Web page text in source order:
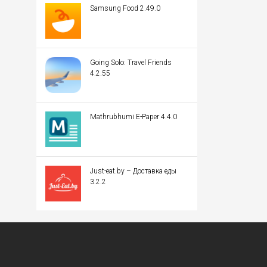
Samsung Food 2.49.0
Going Solo: Travel Friends
4.2.55
Mathrubhumi E-Paper 4.4.0
Just-eat.by – Доставка еды
3.2.2